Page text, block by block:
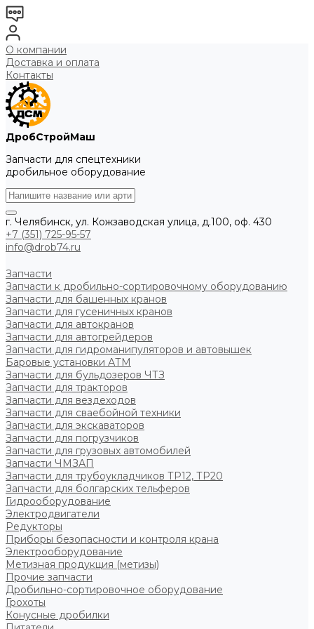
О компании
Доставка и оплата
Контакты
ДробСтройМаш
Запчасти для спецтехники
дробильное оборудование
г. Челябинск, ул. Кожзаводская улица, д.100, оф. 430
+7 (351) 725-95-57
info@drob74.ru
Запчасти
Запчасти к дробильно-сортировочному оборудованию
Запчасти для башенных кранов
Запчасти для гусеничных кранов
Запчасти для автокранов
Запчасти для автогрейдеров
Запчасти для гидроманипуляторов и автовышек
Баровые установки АТМ
Запчасти для бульдозеров ЧТЗ
Запчасти для тракторов
Запчасти для вездеходов
Запчасти для сваебойной техники
Запчасти для экскаваторов
Запчасти для погрузчиков
Запчасти для грузовых автомобилей
Запчасти ЧМЗАП
Запчасти для трубоукладчиков ТР12, ТР20
Запчасти для болгарских тельферов
Гидрооборудование
Электродвигатели
Редукторы
Приборы безопасности и контроля крана
Электрооборудование
Метизная продукция (метизы)
Прочие запчасти
Дробильно-сортировочное оборудование
Грохоты
Конусные дробилки